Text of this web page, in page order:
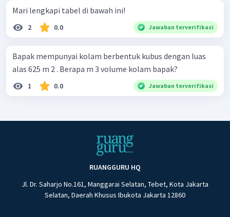
Mari lengkapi tabel di bawah ini!
2 0.0 Jawaban terverifikasi
Bapak mempunyai kolam berbentuk kubus dengan luas
alas 625 m 2 . Berapa m 3 volume kolam bapak?
1 0.0 Jawaban terverifikasi
RUANGGURU HQ
Jl. Dr. Saharjo No.161, Manggarai Selatan, Tebet, Kota Jakarta
Selatan, Daerah Khusus Ibukota Jakarta 12860